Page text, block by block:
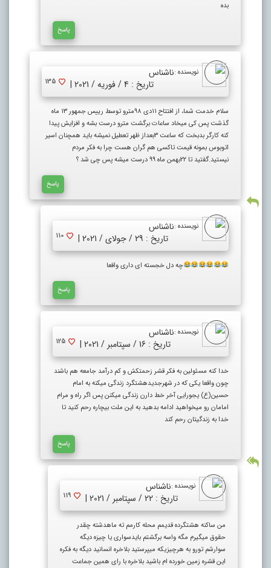
بده
پاسخ
نویسنده :ناشناس
تاریخ : 4 / فوریه / 2021 |
135
سلام خدمت شما، از افتتاح ۱۱دی ۹۸مترو توسط رییس جمهور ۱۳ ماه
گذشت پس کی میخاد ساعات برگشت مترو درست بشه و افزایش پیدا
کنه کارگر بدبخت که ساعت ۳بعداز ظهر تعطیل نمیشه باید همچنان اسیر
اتوبوس بمونه قیمت تاکسی هم گران هست چرا به فکر مردم
نیستید.گفتید تا ۲۲بهمن ماه ۹۹ درست میشه پس چی شد ؟
پاسخ
نویسنده :ناشناس
تاریخ : 29 / جولای / 2021 |
110
چه دل خجسته ای داری واقعا
پاسخ
نویسنده :ناشناس
تاریخ : 16 / سپتامبر / 2021 |
125
خدا کنه مسئولین به فکر قشر زحمتکش و کم درآمد جامعه هم باشند
چون واقعا یکی که در شهرجدیدهشتگرد زندگی میکنه به امام
حسین(ع) یجورایی آخر خط دارن زندگی میکنن پس اگر راه و مرام
امامان رو میخواهید ادامه بدهید به این ملت بیچاره رحم کنید تا
خدا به زندگیتان رحم کند
پاسخ
نویسنده :ناشناس
تاریخ : 22 / سپتامبر / 2021 |
119
من ساکنه هشتگرده قدیمم محله کارمم ته ماهدشته چقدر
حقوق میگیرم مگه واسه برگشتم بایدسواری یا چیزه دیگه
سوارشم تورو به هرچیزیکه میپرستید بلاخره انسانید دیگه به فکره
این قشره زمین خورده ام باشید بلاخره با رای همین جماعت